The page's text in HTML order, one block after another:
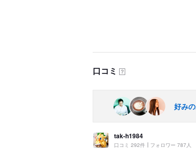
口コミ ？
好み
tak-h1984
口コミ 292件 フォロワー 787人